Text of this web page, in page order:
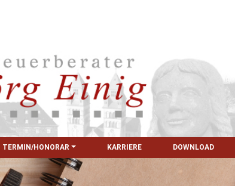
TERMIN/HONORAR KARRIERE DOWNLOAD